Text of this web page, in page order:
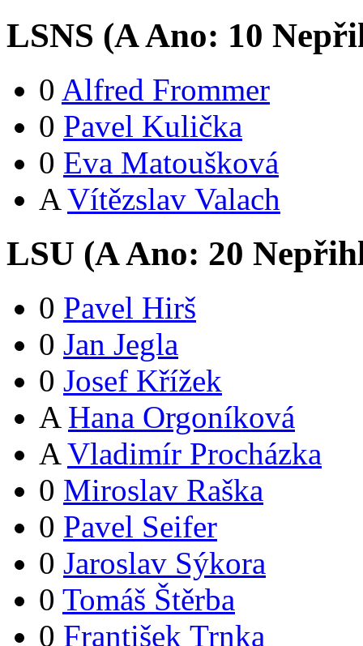
LSNS (AAno: 10
0 Alfred Frommer
0 Pavel Kulička
0 Eva Matoušková
A Vítězslav Valach
LSU (AAno: 20
0 Pavel Hirš
0 Jan Jegla
0 Josef Křížek
A Hana Orgoníková
A Vladimír Procházka
0 Miroslav Raška
0 Pavel Seifer
0 Jaroslav Sýkora
0 Tomáš Štěrba
0 František Trnka